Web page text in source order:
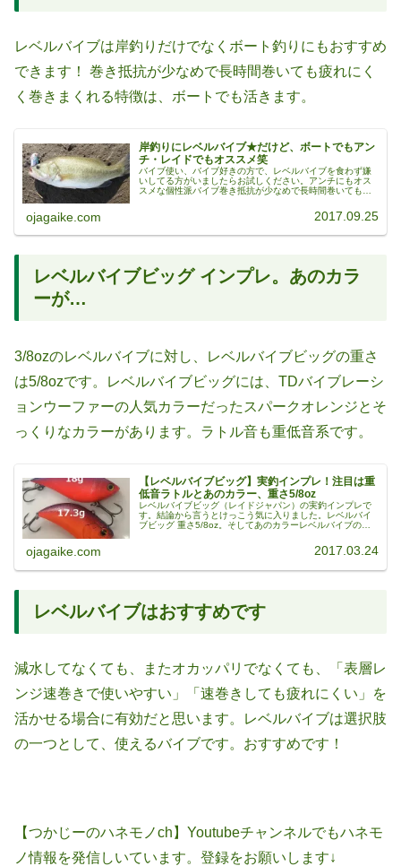
レベルバイブは岸釣りだけでなくボート釣りにもおすすめ
できます！ 巻き抵抗が少なめで長時間巻いても疲れにく
く巻きまくれる特徴は、ボートでも活きます。
岸釣りにレベルバイブ★だけど、ボートでもアン
チ・レイドでもオススメ笑
バイブ使い、バイブ好きの方で、レベルバイブを食わず嫌
いしてる方がいましたらお試しください。アンチにもオス
スメな個性派バイブ巻き抵抗が少なめで長時間巻いても疲
ojagaike.com 2017.09.25
レベルバイブビッグ インプレ。あのカラ
ーが…
3/8ozのレベルバイブに対し、レベルバイブビッグの重さ
は5/8ozです。レベルバイブビッグには、TDバイブレーシ
ョンウーファーの人気カラーだったスパークオレンジとそ
っくりなカラーがあります。ラトル音も重低音系です。
【レベルバイブビッグ】実釣インプレ！注目は重
低音ラトルとあのカラー、重さ5/8oz
レベルバイブビッグ（レイドジャパン）の実釣インプレで
す。結論から言うとけっこう気に入りました。レベルバイ
ブビッグ 重さ5/8oz。そしてあのカラーレベルバイブのビ
ojagaike.com 2017.03.24
レベルバイブはおすすめです
減水してなくても、またオカッパリでなくても、「表層レ
ンジ速巻きで使いやすい」「速巻きしても疲れにくい」を
活かせる場合に有効だと思います。レベルバイブは選択肢
の一つとして、使えるバイブです。おすすめです！
【つかじーのハネモノch】Youtubeチャンネルでもハネモ
ノ情報を発信しいています。登録をお願いします↓